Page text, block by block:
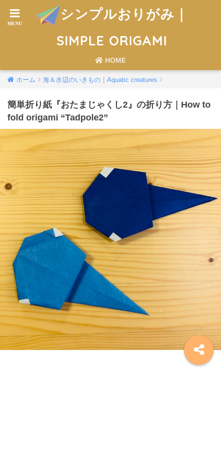
シンプルおりがみ｜
SIMPLE ORIGAMI
HOME
ホーム 海＆水辺のいきもの｜Aquatic creatures
簡単折り紙『おたまじゃくし2』の折り方｜How to
fold origami “Tadpole2”